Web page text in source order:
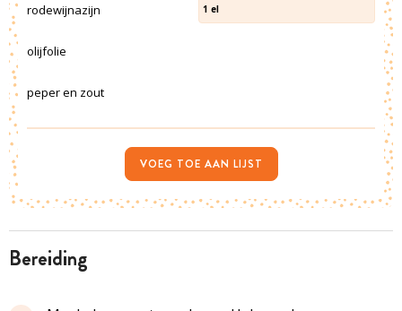
bereiding
rodewijnazijn 1 el
olijfolie
peper en zout
VOEG TOE AAN LIJST